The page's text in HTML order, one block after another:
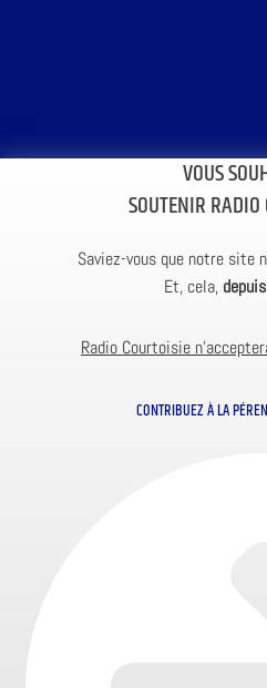
VOUS
SOUTENIR RADIO
Saviez-vous que notre site
Et, cela,
Radio Courtoisie
CONTRIBUEZ À LA